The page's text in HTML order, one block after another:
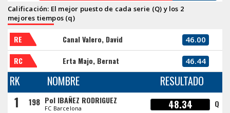
Calificación: El mejor puesto de cada serie (Q) y los 2
mejores tiempos (q)
RE Canal Valero, David 46.00
RC Erta Majo, Bernat 46.44
RK NOMBRE RESULTADO
1 198 Pol IBAÑEZ RODRIGUEZ
FC Barcelona 48.34 Q